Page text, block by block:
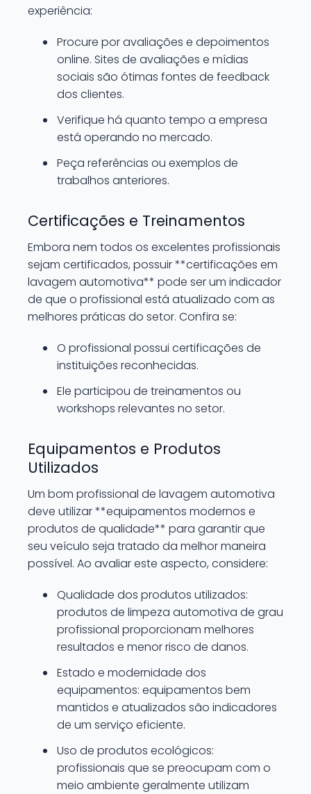
experiência:
Procure por avaliações e depoimentos
online. Sites de avaliações e mídias
sociais são ótimas fontes de feedback
dos clientes.
Verifique há quanto tempo a empresa
está operando no mercado.
Peça referências ou exemplos de
trabalhos anteriores.
Certificações e Treinamentos
Embora nem todos os excelentes profissionais
sejam certificados, possuir **certificações em
lavagem automotiva** pode ser um indicador
de que o profissional está atualizado com as
melhores práticas do setor. Confira se:
O profissional possui certificações de
instituições reconhecidas.
Ele participou de treinamentos ou
workshops relevantes no setor.
Equipamentos e Produtos
Utilizados
Um bom profissional de lavagem automotiva
deve utilizar **equipamentos modernos e
produtos de qualidade** para garantir que
seu veículo seja tratado da melhor maneira
possível. Ao avaliar este aspecto, considere:
Qualidade dos produtos utilizados:
produtos de limpeza automotiva de grau
profissional proporcionam melhores
resultados e menor risco de danos.
Estado e modernidade dos
equipamentos: equipamentos bem
mantidos e atualizados são indicadores
de um serviço eficiente.
Uso de produtos ecológicos:
profissionais que se preocupam com o
meio ambiente geralmente utilizam